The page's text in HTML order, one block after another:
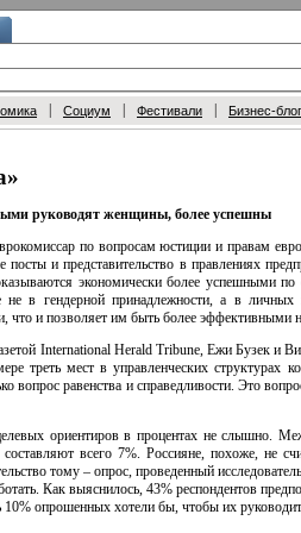
Социум Фестивали Бизнес-
руководят женщины, более успешны
по вопросам юстиции и правам
и представительство в правлениях
экономически более
в гендерной принадлежности, а в
и позволяет им быть более эффективными
International Herald Tribune, Ежи Бузек и
треть мест в управленческих структурах
вопрос равенства и справедливости. Это
ориентиров в процентах не слышно.
всего 7%. Россияне, похоже, не
тому – опрос, проведенный
Как выяснилось, 43% респондентов
опрошенных хотели бы, чтобы их